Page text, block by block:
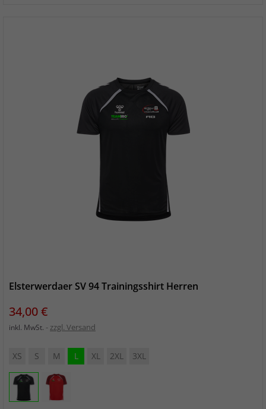
Elsterwerdaer SV 94 Trainingsshirt Herren
Preis
34,00 €
inkl. MwSt. zzgl. Versand
XS S M L XL 2XL 3XL